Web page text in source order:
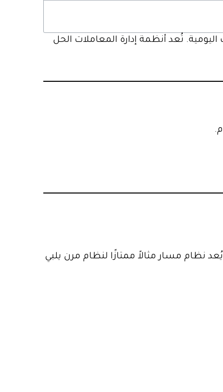
تُعد أنظمة إدارة المعاملات الحل
نظام مسار مثالاً ممتازًا لنظام مرن يلبي